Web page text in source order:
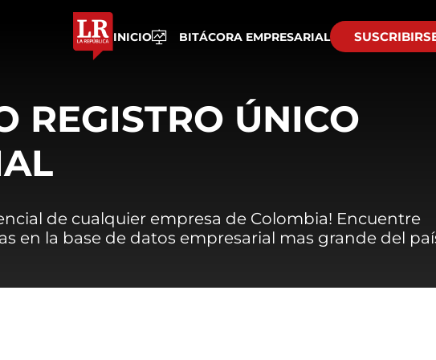
INICIO BITÁCORA EMPRESARIAL
REGISTRO ÚNICO
de cualquier empresa de Colombia! Encuentre
en la base de datos empresarial mas grande del